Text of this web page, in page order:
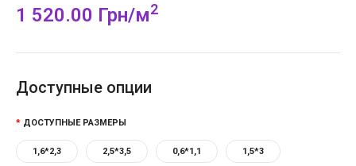
1 520.00 Грн/м2
Доступные опции
ДОСТУПНЫЕ РАЗМЕРЫ
1,6*2,3 2,5*3,5 0,6*1,1 1,5*3